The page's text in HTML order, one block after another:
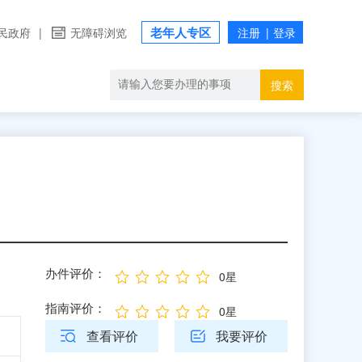
政府 | 无障碍浏览 老年人专区
搜索
办件评价： 0星
指南评价： 0星
查看评价 我要评价